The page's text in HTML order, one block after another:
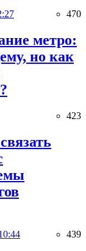
470
метро:
но как
423
439